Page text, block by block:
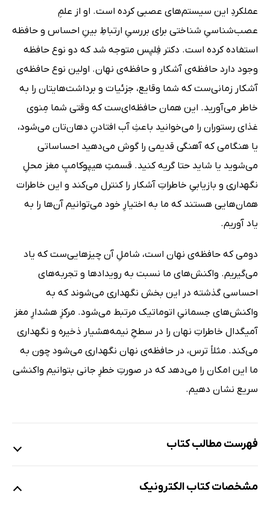
عملکردِ این سیستم‌های عصبی کرده است. او از علمِ
عصب‌شناسیِ شناختی برای بررسیِ ارتباطِ بینِ احساس و حافظه
استفاده کرده است. دکتر فِلپس متوجه شد که دو نوع حافظه
وجود دارد حافظه‌ی آشکار و حافظه‌ی نهان. اولین نوع حافظه‌ی
آشکار زمانی‌ست که شما وقایع، جزئیات و برداشت‌هایتان را به
خاطر می‌آورید. این همان حافظه‌ای‌ست که وقتی شما مِنوی
غذای رستوران را می‌خوانید باعثِ آب افتادنِ دهان‌تان می‌شود،
یا هنگامی که آهنگی قدیمی را گوش می‌دهید احساساتی
می‌شوید یا شاید حتا گریه کنید. قسمتِ هیپوکامپِ مغز محلِ
نگهداری و بازیابیِ خاطراتِ آشکار را کنترل می‌کند و این خاطرات
همان‌هایی هستند که ما به اختیارِ خود می‌توانیم آن‌ها را به
یاد آوریم.
دومی که حافظه‌ی نهان است، شاملِ آن چیزهایی‌ست که یاد
می‌گیریم. واکنش‌های ما نسبت به رویدادها و تجربه‌های
احساسی گذشته در این بخش نگهداری می‌شوند که به
واکنش‌های جسمانیِ اتوماتیک مرتبط می‌شود. مرکزِ هشدارِ مغز
آمیگدال خاطراتِ نهان را در سطحِ نیمه‌هشیار ذخیره و نگهداری
می‌کند. مثلاً ترس، در حافظه‌ی نهان نگهداری می‌شود چون به
ما این امکان را می‌دهد که در صورتِ خطرِ جانی بتوانیم واکنشی
سریع نشان دهیم.
فهرست مطالب کتاب
مشخصات کتاب الکترونیک